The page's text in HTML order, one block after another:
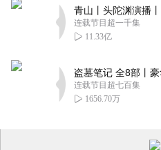
连载节目超一千集
11.33亿
连载节目超七百集
1656.70万